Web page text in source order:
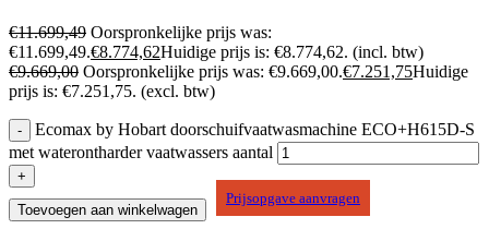
€11.699,49 Oorspronkelijke prijs was:
€11.699,49.€8.774,62Huidige prijs is: €8.774,62. (incl. btw)
€9.669,00 Oorspronkelijke prijs was: €9.669,00.€7.251,75Huidige
prijs is: €7.251,75. (excl. btw)
Ecomax by Hobart doorschuifvaatwasmachine ECO+H615D-S
met waterontharder vaatwassers aantal
Toevoegen aan winkelwagen
Prijsopgave aanvragen